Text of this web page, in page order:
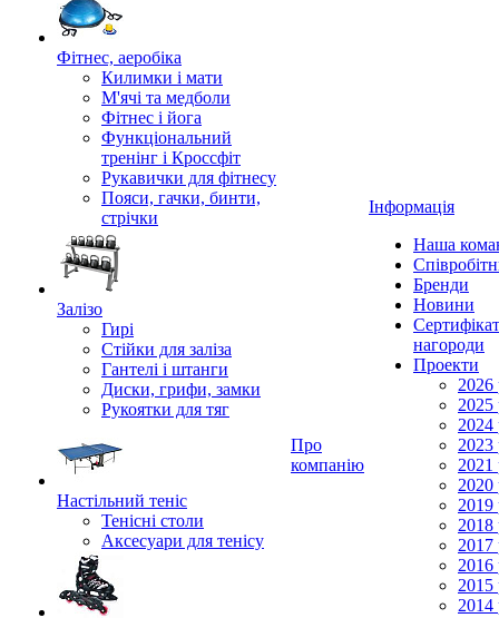
Фітнес, аеробіка
Килимки і мати
М'ячі та медболи
Фітнес і йога
Функціональний
тренінг і Кроссфіт
Рукавички для фітнесу
Пояси, гачки, бинти,
стрічки
Залізо
Гирі
Стійки для заліза
Гантелі і штанги
Диски, грифи, замки
Рукоятки для тяг
Настільний теніс
Тенісні столи
Аксесуари для тенісу
Про
компанію
Інформація
Наша
Бренди
Новини
нагороди
Проекти
2026
2025
2024
2023
2021
2020
2019
2018
2017
2016
2015
2014